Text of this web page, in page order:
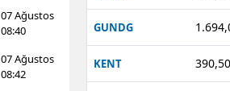
07 Ağustos
08:40
07 Ağustos
08:42
GUNDG
KENT 390,50